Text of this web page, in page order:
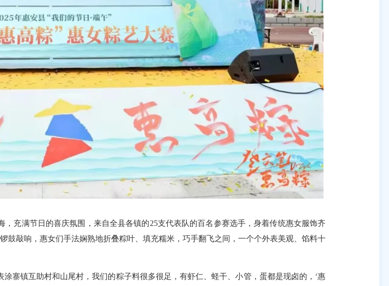
满节日的喜庆氛围，来自全县各镇的25支代表队的百名参赛选手，身着传统惠女服饰齐
敲响，惠女们手法娴熟地折叠粽叶、填充糯米，巧手翻飞之间，一个个外表美观、馅料十
镇互助村和山尾村，我们的粽子料很多很足，有虾仁、蛏干、小管，蛋都是现卤的，‘惠